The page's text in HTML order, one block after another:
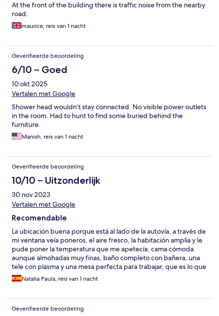
At the front of the building there is traffic noise from the nearby
road.
maurice, reis van 1 nacht
Geverifieerde beoordeling
6/10 – Goed
10 okt 2025
Vertalen met Google
Shower head wouldn’t stay connected. No visible power outlets
in the room. Had to hunt to find some buried behind the
furniture.
Manish, reis van 1 nacht
Geverifieerde beoordeling
10/10 – Uitzonderlijk
30 nov 2023
Vertalen met Google
Recomendable
La ubicación buena porque está al lado de la autovía, a través de
mi ventana veía poneros, el aire fresco, la habitación amplia y le
pude poner la temperatura que me apetecía, cama cómoda
aunque almohadas muy finas, baño completo con bañera, una
tele con plasma y una mesa perfecta para trabajar, que es lo que
necesitaba. El wifi era malo pero me dieron un router
específicamente para que pudiera trabajar, así que no puedo
Natalia Paula, reis van 1 nacht
Geverifieerde beoordeling